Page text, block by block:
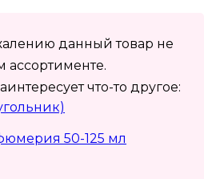
данный товар не
что-то другое:
50-125 мл